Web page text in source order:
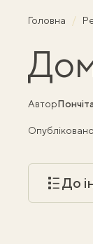
Головна
Автор
До